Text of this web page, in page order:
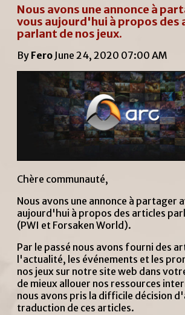
Nous avons une annonce à
vous aujourd'hui à propos des
parlant de nos jeux.
By Fero June 24, 2020 07:00 AM
Chère communauté,
Nous avons une annonce à partager
aujourd'hui à propos des articles
(PWI et Forsaken World).
Par le passé nous avons fourni des
l'actualité, les événements et les
nos jeux sur notre site web dans
de mieux allouer nos ressources
nous avons pris la difficile décision
traduction de ces articles.